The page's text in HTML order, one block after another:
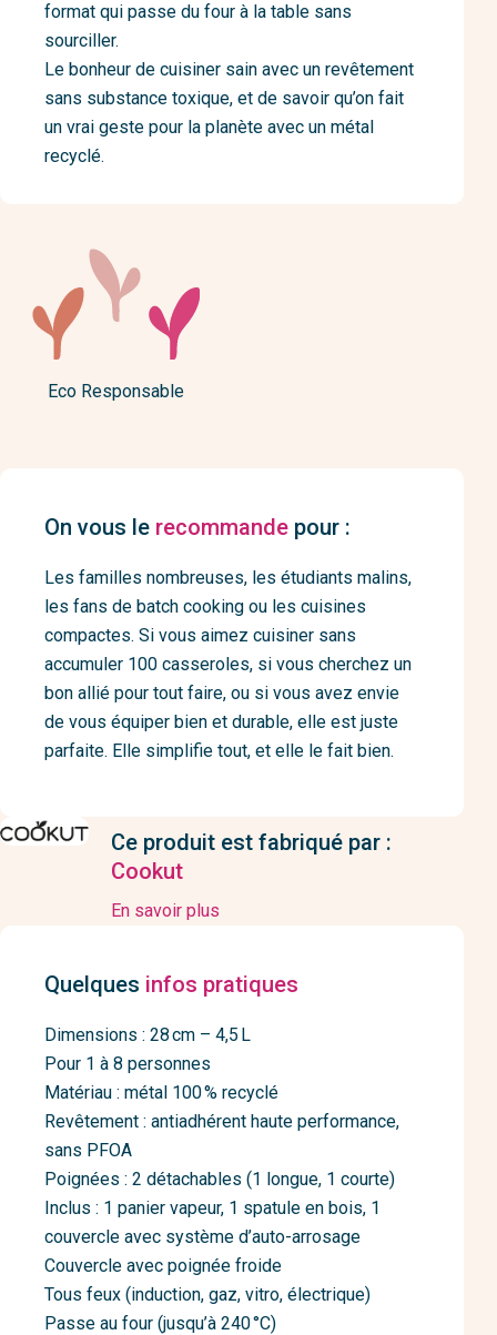
format qui passe du four à la table sans
sourciller.
Le bonheur de cuisiner sain avec un revêtement
sans substance toxique, et de savoir qu’on fait
un vrai geste pour la planète avec un métal
recyclé.
Eco Responsable
On vous le recommande pour :
Les familles nombreuses, les étudiants malins,
les fans de batch cooking ou les cuisines
compactes. Si vous aimez cuisiner sans
accumuler 100 casseroles, si vous cherchez un
bon allié pour tout faire, ou si vous avez envie
de vous équiper bien et durable, elle est juste
parfaite. Elle simplifie tout, et elle le fait bien.
Ce produit est fabriqué par :
Cookut
En savoir plus
Quelques infos pratiques
Dimensions : 28 cm – 4,5 L
Pour 1 à 8 personnes
Matériau : métal 100 % recyclé
Revêtement : antiadhérent haute performance,
sans PFOA
Poignées : 2 détachables (1 longue, 1 courte)
Inclus : 1 panier vapeur, 1 spatule en bois, 1
couvercle avec système d’auto-arrosage
Couvercle avec poignée froide
Tous feux (induction, gaz, vitro, électrique)
Passe au four (jusqu’à 240 °C)